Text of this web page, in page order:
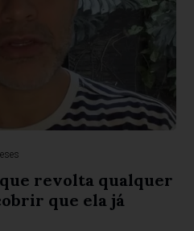
que revolta qualquer
que ela já